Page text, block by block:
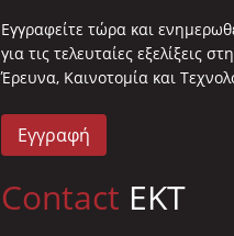
Eγγραφείτε τώρα και
για τις τελευταίες εξελίξεις
Έρευνα, Καινοτομία και
Εγγραφή
Contact EKT